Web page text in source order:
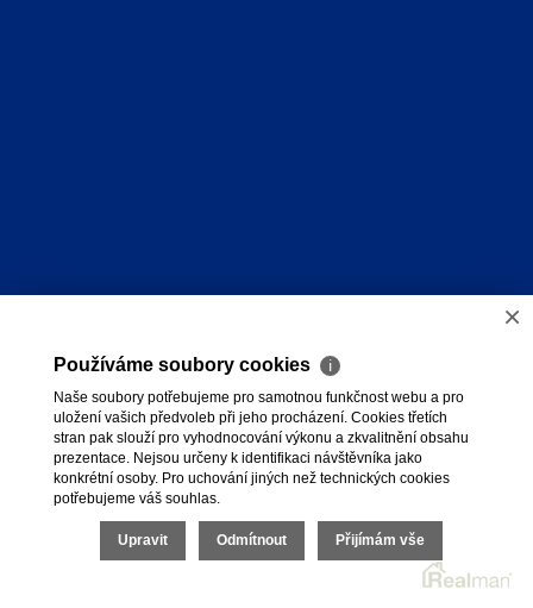
×
Používáme soubory cookies ℹ
Naše soubory potřebujeme pro samotnou funkčnost webu a pro
uložení vašich předvoleb při jeho procházení. Cookies třetích
stran pak slouží pro vyhodnocování výkonu a zkvalitnění obsahu
prezentace. Nejsou určeny k identifikaci návštěvníka jako
konkrétní osoby. Pro uchování jiných než technických cookies
potřebujeme váš souhlas.
Upravit Odmítnout Přijímám vše